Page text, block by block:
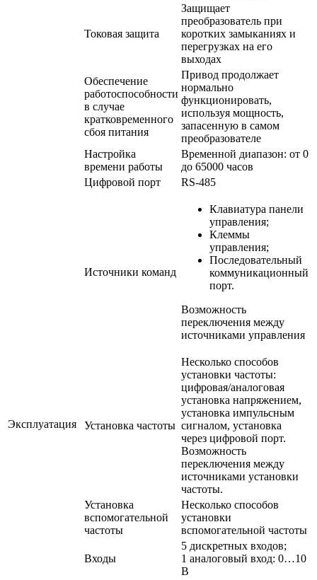
Токовая защита
Защищает
преобразователь при
коротких замыканиях и
перегрузках на его
выходах
Обеспечение
работоспособности
в случае
кратковременного
сбоя питания
Привод продолжает
нормально
функционировать,
используя мощность,
запасенную в самом
преобразователе
Настройка
времени работы
Временной диапазон: от 0
до 65000 часов
Цифровой порт
RS-485
Эксплуатация
Источники команд
Клавиатура панели
управления;
Клеммы
управления;
Последовательный
коммуникационный
порт.
Возможность
переключения между
источниками управления
Установка частоты
Несколько способов
установки частоты:
цифровая/аналоговая
установка напряжением,
установка импульсным
сигналом, установка
через цифровой порт.
Возможность
переключения между
источниками установки
частоты.
Установка
вспомогательной
частоты
Несколько способов
установки
вспомогательной частоты
Входы
5 дискретных входов;
1 аналоговый вход: 0…10
В